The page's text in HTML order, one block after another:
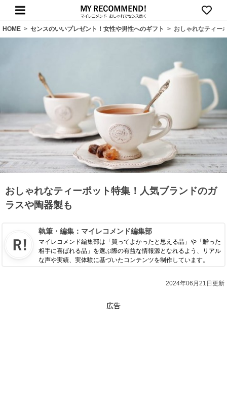
HOME > センスのいいプレゼント！女性や男性へのギフト > おしゃれなティー
おしゃれなティーポット特集！人気ブランドのガ
ラスや陶器製も
執筆・編集： マイレコメンド編集部
マイレコメンド編集部は「買ってよかったと思える品」や「贈った
相手に喜ばれる品」を選ぶ際の有益な情報源となれるよう、リアル
な声や実績、実体験に基づいたコンテンツを制作しています。
2024年06月21日更新
広告